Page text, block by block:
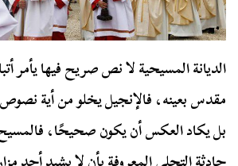
الديانة المسيحية لا نص صريح فيها يأمر
مقدس بعينه، فالإنجيل يخلو من أية
بل يكاد العكس أن يكون صحيحًا،